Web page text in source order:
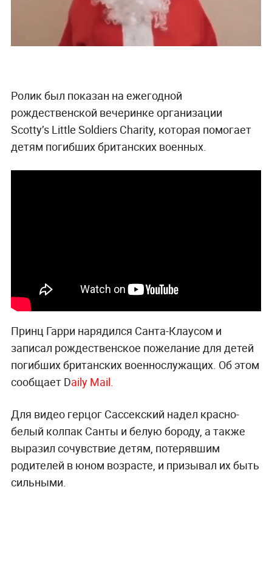
Ролик был показан на ежегодной
рождественской вечеринке организации
Scotty’s Little Soldiers Charity, которая помогает
детям погибших британских военных.
Принц Гарри нарядился Санта-Клаусом и
записал рождественское пожелание для детей
погибших британских военнослужащих. Об этом
сообщает Daily Mail.
Для видео герцог Сассекский надел красно-
белый колпак Санты и белую бороду, а также
выразил сочувствие детям, потерявшим
родителей в юном возрасте, и призывал их быть
сильными.